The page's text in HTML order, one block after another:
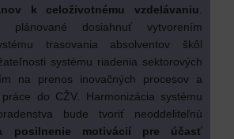
k celoživotnému vzdelávaniu.
dosiahnuť vytvorením
trasovania absolventov škôl
systému riadenia sektorových
na prenos inovačných procesov a
do CŽV. Harmonizácia systému
bude tvoriť neoddeliteľnú
posilnenie motivácií pre účasť